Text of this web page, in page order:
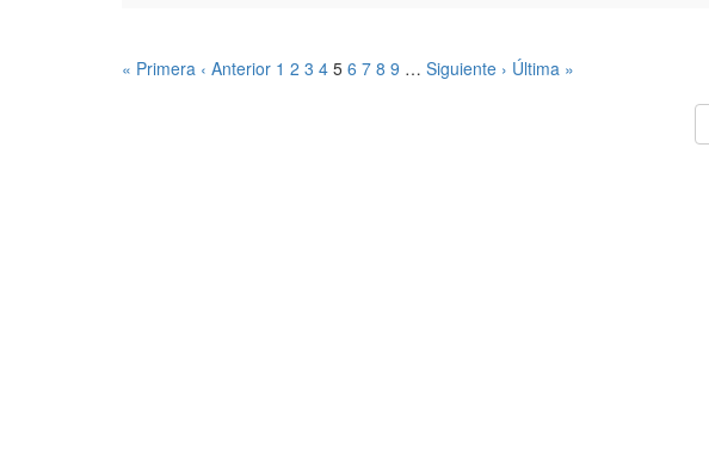
« Primera ‹ Anterior 1 2 3 4 5 6 7 8 9 … Siguiente › Última »